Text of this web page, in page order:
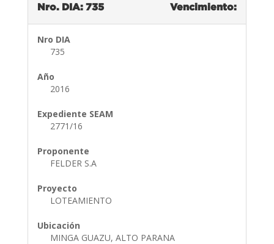
Nro. DIA: 735 Vencimiento:
Nro DIA
735
Año
2016
Expediente SEAM
2771/16
Proponente
FELDER S.A
Proyecto
LOTEAMIENTO
Ubicación
MINGA GUAZU, ALTO PARANA